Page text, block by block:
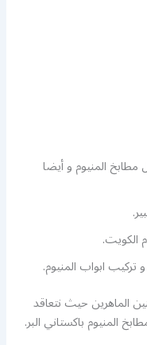
المنيوم و أيضا
الكويت.
ابواب المنيوم.
الماهرين حيث نتعاقد
المنيوم باكستاني البر.